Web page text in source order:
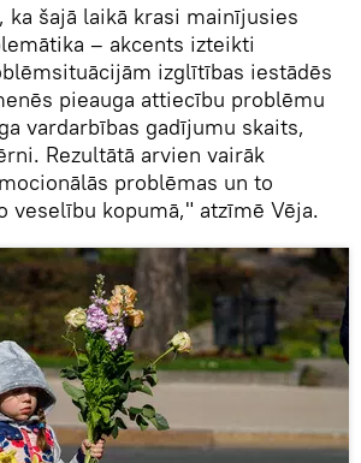
ka šajā laikā krasi mainījusies
– akcents izteikti
izglītības iestādēs
pieauga attiecību problēmu
vardarbības gadījumu skaits,
Rezultātā arvien vairāk
problēmas un to
veselību kopumā," atzīmē Vēja.